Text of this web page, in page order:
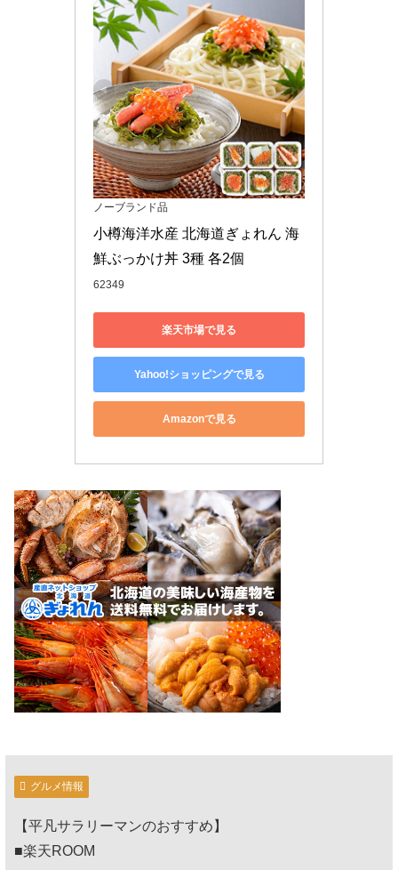
ノーブランド品
小樽海洋水産 北海道ぎょれん 海
鮮ぶっかけ丼 3種 各2個
62349
楽天市場で見る
Yahoo!ショッピングで見る
Amazonで見る
グルメ情報
【平凡サラリーマンのおすすめ】
■楽天ROOM